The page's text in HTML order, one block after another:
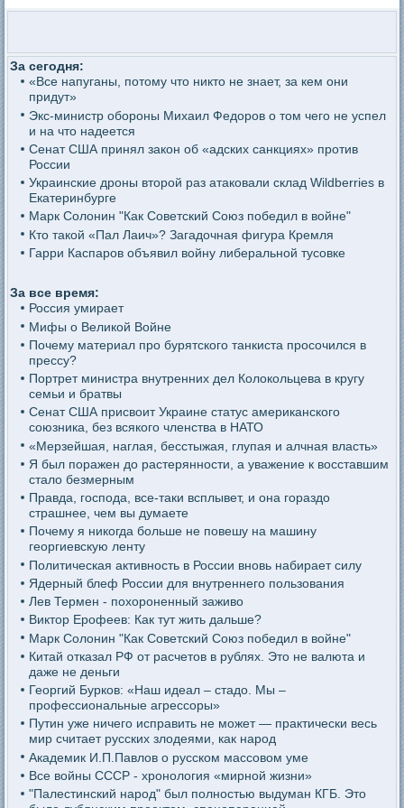
За сегодня:
«Все напуганы, потому что никто не знает, за кем они
придут»
Экс-министр обороны Михаил Федоров о том чего не успел
и на что надеется
Сенат США принял закон об «адских санкциях» против
России
Украинские дроны второй раз атаковали склад Wildberries в
Екатеринбурге
Марк Солонин "Как Советский Союз победил в войне"
Кто такой «Пал Лаич»? Загадочная фигура Кремля
Гарри Каспаров объявил войну либеральной тусовке
За все время:
Россия умирает
Мифы о Великой Войне
Почему материал про бурятского танкиста просочился в
прессу?
Портрет министра внутренних дел Колокольцева в кругу
семьи и братвы
Сенат США присвоит Украине статус американского
союзника, без всякого членства в НАТО
«Мерзейшая, наглая, бесстыжая, глупая и алчная власть»
Я был поражен до растерянности, а уважение к восставшим
стало безмерным
Правда, господа, все-таки всплывет, и она гораздо
страшнее, чем вы думаете
Почему я никогда больше не повешу на машину
георгиевскую ленту
Политическая активность в России вновь набирает силу
Ядерный блеф России для внутреннего пользования
Лев Термен - похороненный заживо
Виктор Ерофеев: Как тут жить дальше?
Марк Солонин "Как Советский Союз победил в войне"
Китай отказал РФ от расчетов в рублях. Это не валюта и
даже не деньги
Георгий Бурков: «Наш идеал – стадо. Мы –
профессиональные агрессоры»
Путин уже ничего исправить не может — практически весь
мир считает русских злодеями, как народ
Академик И.П.Павлов о русском массовом уме
Все войны СССР - хронология «мирной жизни»
"Палестинский народ" был полностью выдуман КГБ. Это